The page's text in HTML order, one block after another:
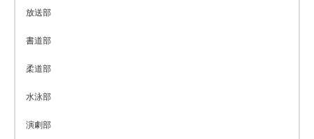
放送部
書道部
柔道部
水泳部
演劇部